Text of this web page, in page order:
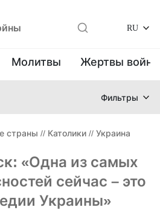
RU
Молитвы Жертвы
Фильтры
страны // Католики // Украина
«Одна из самых
сейчас – это
Украины»